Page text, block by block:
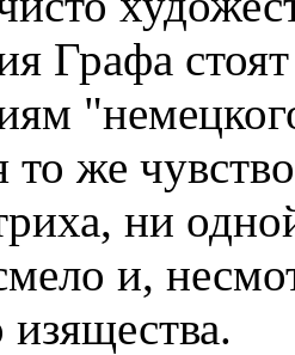
Графа
то же
ни
и,